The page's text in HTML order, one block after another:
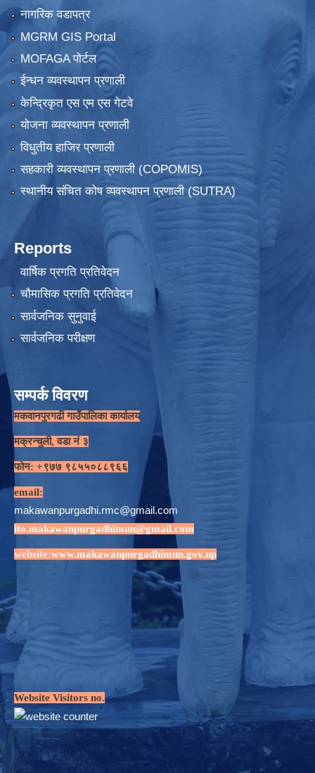
नागरिक वडापत्र
MGRM GIS Portal
MOFAGA पोर्टल
ईन्धन व्यवस्थापन प्रणाली
केन्द्रिकृत एस एम एस गेटवे
योजना व्यवस्थापन प्रणाली
विधुतीय हाजिर प्रणाली
सहकारी व्यवस्थापन प्रणाली (COPOMIS)
स्थानीय संचित कोष व्यवस्थापन प्रणाली (SUTRA)
Reports
वार्षिक प्रगति प्रतिवेदन
चौमासिक प्रगति प्रतिवेदन
सार्वजनिक सुनुवाई
सार्वजनिक परीक्षण
सम्पर्क विवरण
मकवानपुरगढी गाउँपालिका कार्यालय
मक्रन्चुली, वडा नं ३
फोन: +९७७ ९८५५०८८९६६
email:
makawanpurgadhi.rmc@gmail.com
ito.makawanpurgadhimun@gmail.com
website:www.makawanpurgadhimun.gov.np
Website Visitors no.